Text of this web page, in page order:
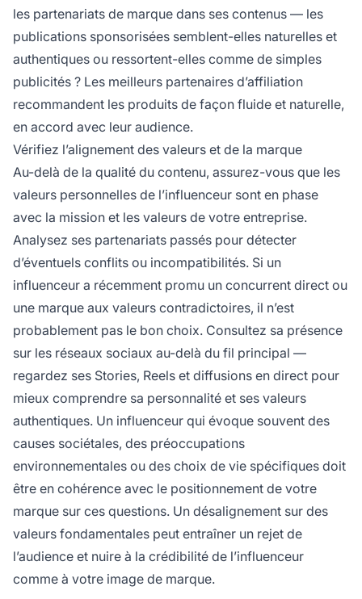
les partenariats de marque dans ses contenus — les
publications sponsorisées semblent-elles naturelles et
authentiques ou ressortent-elles comme de simples
publicités ? Les meilleurs partenaires d’affiliation
recommandent les produits de façon fluide et naturelle,
en accord avec leur audience.
Vérifiez l’alignement des valeurs et de la marque
Au-delà de la qualité du contenu, assurez-vous que les
valeurs personnelles de l’influenceur sont en phase
avec la mission et les valeurs de votre entreprise.
Analysez ses partenariats passés pour détecter
d’éventuels conflits ou incompatibilités. Si un
influenceur a récemment promu un concurrent direct ou
une marque aux valeurs contradictoires, il n’est
probablement pas le bon choix. Consultez sa présence
sur les réseaux sociaux au-delà du fil principal —
regardez ses Stories, Reels et diffusions en direct pour
mieux comprendre sa personnalité et ses valeurs
authentiques. Un influenceur qui évoque souvent des
causes sociétales, des préoccupations
environnementales ou des choix de vie spécifiques doit
être en cohérence avec le positionnement de votre
marque sur ces questions. Un désalignement sur des
valeurs fondamentales peut entraîner un rejet de
l’audience et nuire à la crédibilité de l’influenceur
comme à votre image de marque.